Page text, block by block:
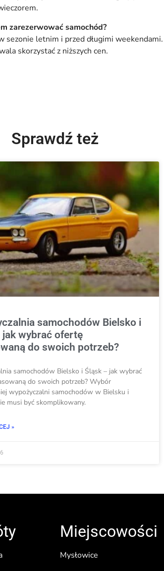
zarezerwować samochód?
sezonie letnim i przed długimi
skorzystać z niższych cen.
Sprawdź też
samochodów Bielsko i
jak wybrać ofertę
do swoich potrzeb?
samochodów Bielsko i Śląsk – jak wybrać
do swoich potrzeb? Wybór
wypożyczalni samochodów w Bielsku i
musi być skomplikowany.
»
Miejscowości
Mysłowice